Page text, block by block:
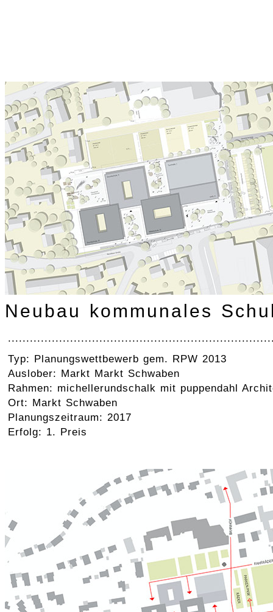
Neubau kommunales
Typ: Planungswettbewerb gem. RPW 2013
Auslober: Markt Markt Schwaben
Rahmen: michellerundschalk mit puppendahl
Ort: Markt Schwaben
Planungszeitraum: 2017
Erfolg: 1. Preis